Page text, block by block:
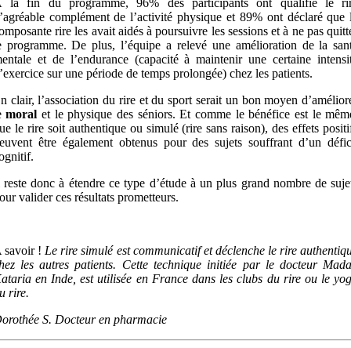
complément de l’activité physique et 89% ont déclaré que
rire les avait aidés à poursuivre les sessions et à ne pas
programme. De plus, l’équipe a relevé une amélioration de la
et de l’endurance (capacité à maintenir une certaine
sur une période de temps prolongée) chez les patients.
clair, l’association du rire et du sport serait un bon moyen
moral et le physique des séniors. Et comme le bénéfice est le
le rire soit authentique ou simulé (rire sans raison), des effets
être également obtenus pour des sujets souffrant d’un
donc à étendre ce type d’étude à un plus grand nombre de
valider ces résultats prometteurs.
savoir ! Le rire simulé est communicatif et déclenche le rire
les autres patients. Cette technique initiée par le docteur
en Inde, est utilisée en France dans les clubs du rire ou le
rire.
S. Docteur en pharmacie